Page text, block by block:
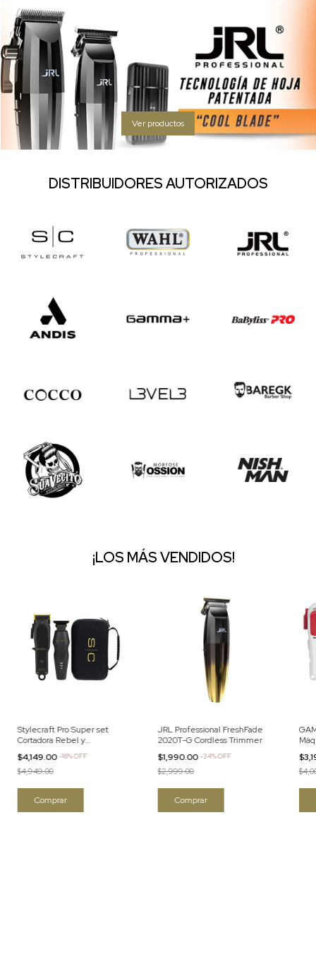
Ver productos
DISTRIBUIDORES AUTORIZADOS
¡LOS MÁS VENDIDOS!
Stylecraft Pro Super set
Cortadora Rebel y
$4,149.00 -16%OFF
$4,949.00
JRL Professional FreshFade
2020T-G Cordless Trimmer
$1,990.00-34%OFF
$2,999.00